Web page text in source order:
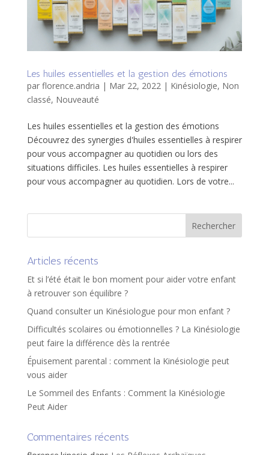
Les huiles essentielles et la gestion des émotions
par florence.andria | Mar 22, 2022| Kinésiologie, Non
classé, Nouveauté
Les huiles essentielles et la gestion des émotions
Découvrez des synergies d'huiles essentielles à respirer
pour vous accompagner au quotidien ou lors des
situations difficiles. Les huiles essentielles à respirer
pour vous accompagner au quotidien. Lors de votre...
Articles récents
Et si l’été était le bon moment pour aider votre enfant
à retrouver son équilibre ?
Quand consulter un Kinésiologue pour mon enfant ?
Difficultés scolaires ou émotionnelles ? La Kinésiologie
peut faire la différence dès la rentrée
Épuisement parental : comment la Kinésiologie peut
vous aider
Le Sommeil des Enfants : Comment la Kinésiologie
Peut Aider
Commentaires récents